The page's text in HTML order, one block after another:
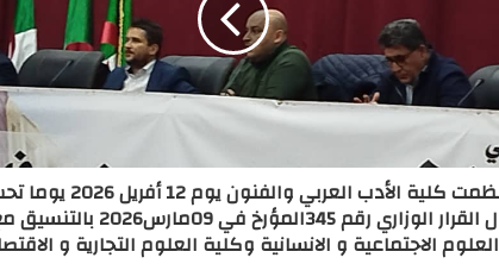
فنظمت كلية الأدب العربي
حول القرار الوزاري رقم 345المؤرخ في
العلوم الاجتماعية و الانسانية وكلية العلوم التجارية و